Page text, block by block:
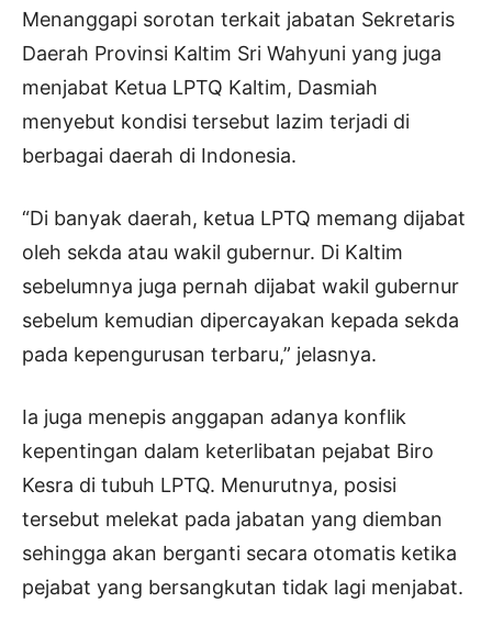
Menanggapi sorotan terkait jabatan Sekretaris
Daerah Provinsi Kaltim Sri Wahyuni yang juga
menjabat Ketua LPTQ Kaltim, Dasmiah
menyebut kondisi tersebut lazim terjadi di
berbagai daerah di Indonesia.
“Di banyak daerah, ketua LPTQ memang dijabat
oleh sekda atau wakil gubernur. Di Kaltim
sebelumnya juga pernah dijabat wakil gubernur
sebelum kemudian dipercayakan kepada sekda
pada kepengurusan terbaru,” jelasnya.
Ia juga menepis anggapan adanya konflik
kepentingan dalam keterlibatan pejabat Biro
Kesra di tubuh LPTQ. Menurutnya, posisi
tersebut melekat pada jabatan yang diemban
sehingga akan berganti secara otomatis ketika
pejabat yang bersangkutan tidak lagi menjabat.